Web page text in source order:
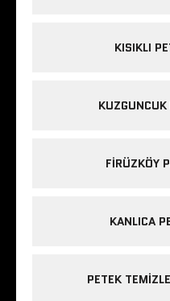
KISIKLI
FIRÜZKÖY
KANLICA
PETEK